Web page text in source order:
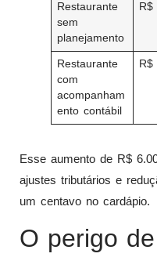
Restaurante
sem
planejamento
R$
Restaurante
com
acompanham
ento contábil
R$
Esse aumento de R$
ajustes tributários e
um centavo no cardápio.
O perigo